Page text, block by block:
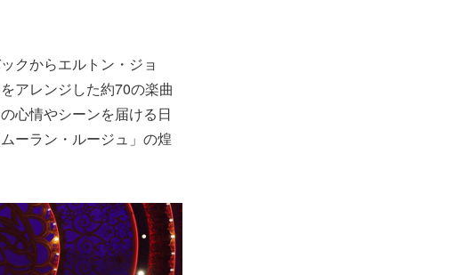
クからエルトン・ジョ
アレンジした約70の楽曲
心情やシーンを届ける日
ーラン・ルージュ」の煌